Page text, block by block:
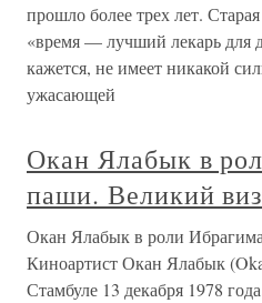
прошло более трех лет.
«время — лучший лекарь для
кажется, не имеет никакой
ужасающей
Окан Ялабык в
паши. Великий
Окан Ялабык в роли
Киноартист Окан Ялабык
Стамбуле 13 декабря 1978